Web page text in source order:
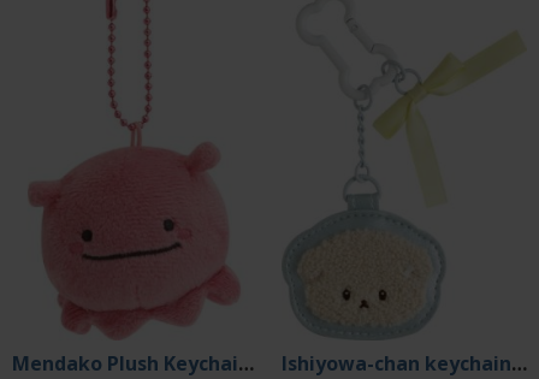
Mendako Plush Keychain: Donut Island Ishiyowa-chan keychain w/ Mirror